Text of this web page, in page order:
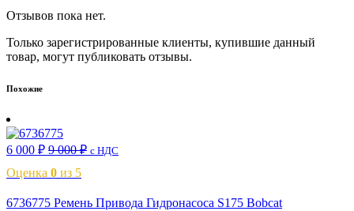
Отзывов пока нет.
Только зарегистрированные клиенты, купившие данный
товар, могут публиковать отзывы.
Похожие
6 000 ₽ 9 000₽ с НДС
Оценка 0 из 5
6736775 Ремень Привода Гидронасоса S175 Bobcat